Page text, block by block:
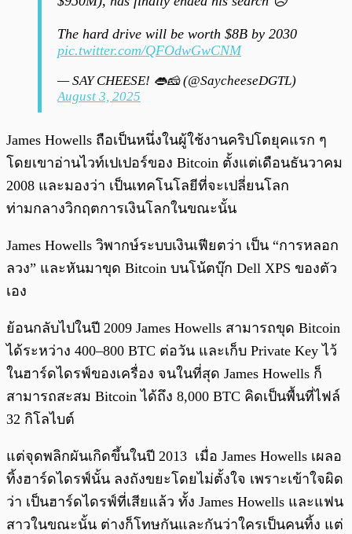
The hard drive will be worth $8B by 2030
pic.twitter.com/QFOdwGwCNM
— SAY CHEESE! 👄🧀 (@SaycheeseDGTL)
August 3, 2025
James Howells ถือเป็นหนึ่งในผู้ใช้งานคริปโตยุคแรก ๆ
โดยเขาอ่านไวท์เปเปอร์ของ Bitcoin ตั้งแต่เดือนธันวาคม
2008 และมองว่า เป็นเทคโนโลยีที่จะเปลี่ยนโลก
ท่ามกลางวิกฤตการเงินโลกในขณะนั้น
James Howells วิพากษ์ระบบเงินเฟียตว่า เป็น “การหลอก
ลวง” และหันมาขุด Bitcoin บนโน้ตบุ๊ก Dell XPS ของตัว
เอง
ย้อนกลับไปในปี 2009 James Howells สามารถขุด Bitcoin
ได้ระหว่าง 400–800 BTC ต่อวัน และเก็บ Private Key ไว้
ในฮาร์ดไดรฟ์ของเครื่อง จนในที่สุด James Howells ก็
สามารถสะสม Bitcoin ได้ถึง 8,000 BTC คิดเป็นพื้นที่ไฟล์
32 กิโลไบต์
แต่จุดพลิกผันเกิดขึ้นในปี 2013 เมื่อ James Howells เผลอ
ทิ้งฮาร์ดไดรฟ์นั้น ลงถังขยะโดยไม่ตั้งใจ เพราะเข้าใจผิด
ว่า เป็นฮาร์ดไดรฟ์ที่เสียแล้ว ทั้ง James Howells และแฟน
สาวในขณะนั้น ต่างก็โทษกันและกันว่าใครเป็นคนทิ้ง แต่